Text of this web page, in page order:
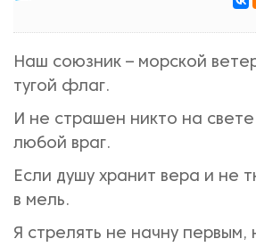
Наш союзник – морской
тугой флаг.
И не страшен никто на
любой враг.
Если душу хранит вера и не
в мель.
Я стрелять не начну первым,